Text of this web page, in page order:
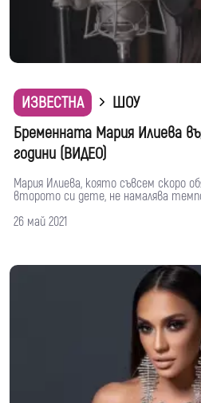
ИЗВЕСТНА
ШОУ
Бременната Мария Илиева
години (ВИДЕО)
Мария Илиева, която съвсем скоро
второто си дете, не намалява
26 май 2021